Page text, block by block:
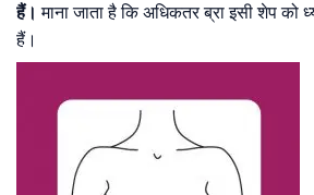
हैं। माना जाता है कि अधिकतर ब्रा इसी शेप को
हैं।